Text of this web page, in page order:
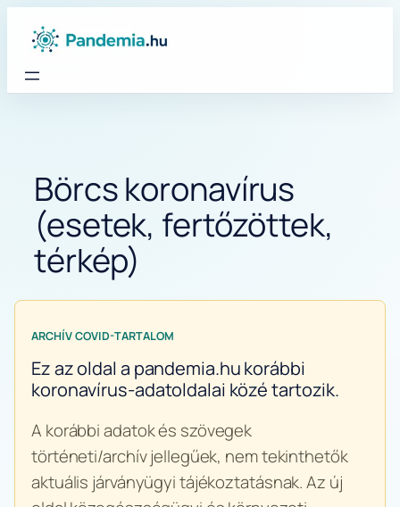
Börcs koronavírus
(esetek, fertőzöttek,
térkép)
ARCHÍV COVID-TARTALOM
Ez az oldal a pandemia.hu korábbi
koronavírus-adatoldalai közé tartozik.
A korábbi adatok és szövegek
történeti/archív jellegűek, nem tekinthetők
aktuális járványügyi tájékoztatásnak. Az új